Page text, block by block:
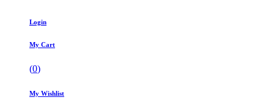
Login
My Cart
(0)
My Wishlist